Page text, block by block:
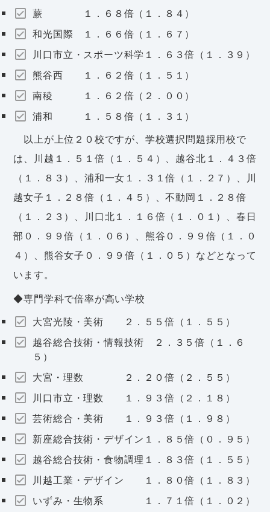
蕨 １．６８倍（１．８４）
和光国際 １．６６倍（１．６７）
川口市立・スポーツ科学１．６３倍（１．３９）
熊谷西 １．６２倍（１．５１）
南稜 １．６２倍（２．００）
浦和 １．５８倍（１．３１）
以上が上位２０校ですが、学校選択問題採用校で
は、川越１．５１倍（１．５４）、越谷北１．４３倍
（１．８３）、浦和一女１．３１倍（１．２７）、川
越女子１．２８倍（１．４５）、不動岡１．２８倍
（１．２３）、川口北１．１６倍（１．０１）、春日
部０．９９倍（１．０６）、熊谷０．９９倍（１．０
４）、熊谷女子０．９９倍（１．０５）などとなって
います。
◆専門学科で倍率が高い学校
大宮光陵・美術 ２．５５倍（１．５５）
越谷総合技術・情報技術 ２．３５倍（１．６
５）
大宮・理数 ２．２０倍（２．５５）
川口市立・理数 １．９３倍（２．１８）
芸術総合・美術 １．９３倍（１．９８）
新座総合技術・デザイン１．８５倍（０．９５）
越谷総合技術・食物調理１．８３倍（１．５５）
川越工業・デザイン １．８０倍（１．８３）
いずみ・生物系 １．７１倍（１．０２）